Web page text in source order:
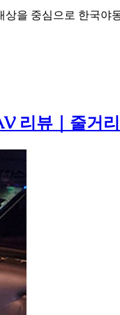
을 중심으로 한국
리뷰｜줄거